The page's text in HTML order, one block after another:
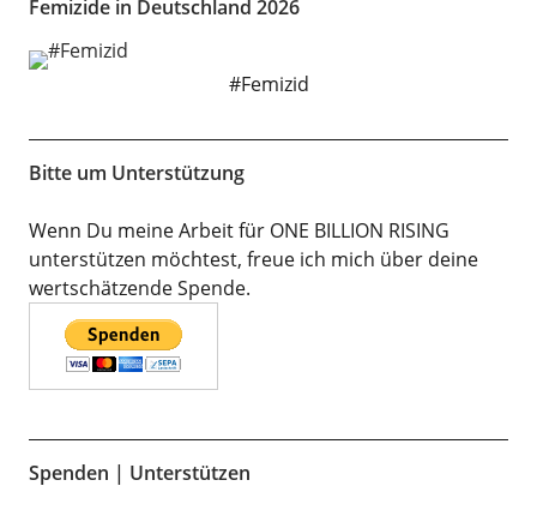
Femizide in Deutschland 2026
#Femizid
Bitte um Unterstützung
Wenn Du meine Arbeit für ONE BILLION RISING
unterstützen möchtest, freue ich mich über deine
wertschätzende Spende.
Spenden | Unterstützen